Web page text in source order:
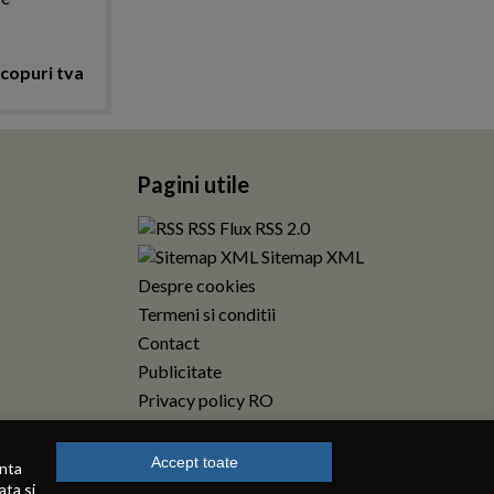
si
Accept toate
tva
Pagini utile
RSS Flux RSS 2.0
Sitemap XML
Despre cookies
Termeni si conditii
Contact
Publicitate
Privacy policy RO